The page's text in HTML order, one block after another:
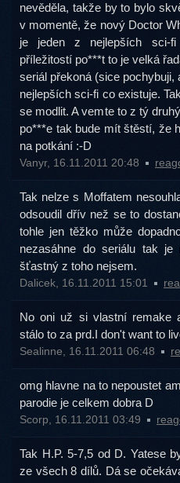
nevěděla, takže by to bylo
v momentě, že nový Doctor
je jeden z nejlepších sci-fi
příležitostí po***t to je velká
seriál překoná (sice
nejlepších sci-fi co existuje.
se modlit. A vemte to z tý
po***e tak bude mít štěstí, že
na potkání :-D
Vanyr, 16.11.2011 20:48
Tak nelze s Moffatem
odsoudil dřív než se to
tohle jen těžko může
nezasáhne do seriálu tak
šťastný z toho nejsem.
Dalicek, 16.11.2011 15:01
No oni už si vlastní remake
stálo to za prd.I don't want to
Sealinne, 16.11.2011 06:48
omg hlavne na to nepoustet
parodie je celkem dobra D
Scorp, 16.11.2011 03:49
Tak H.P. 5-7,5 od D. Yatese
ze všech 8 dílů. Dá se